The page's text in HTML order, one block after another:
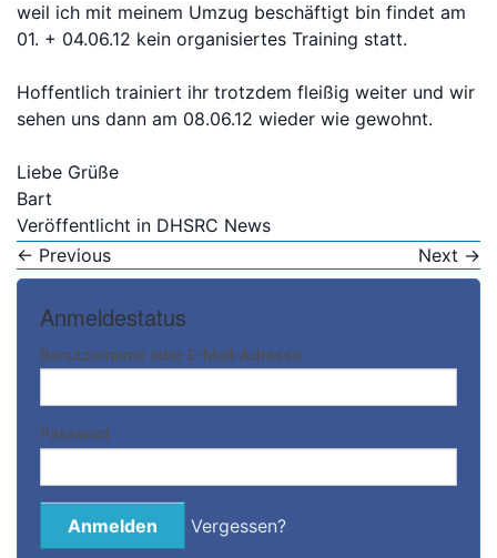
Ligabetrieb
Turniere
Jugend
Sponsoren
Bitte anmelden
weil ich mit meinem Umzug beschäftigt bin findet am
01. + 04.06.12 kein organisiertes Training statt.
Hoffentlich trainiert ihr trotzdem fleißig weiter und wir
sehen uns dann am 08.06.12 wieder wie gewohnt.
Liebe Grüße
Bart
Veröffentlicht in DHSRC News
← Previous Next →
Anmeldestatus
Benutzername oder E-Mail-Adresse
Passwort
Vergessen?